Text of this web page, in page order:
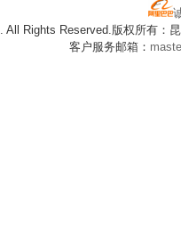
. All Rights Reserved.版权所有：
客户服务邮箱：